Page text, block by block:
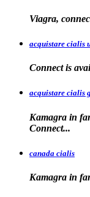
Viagra,
acquistare cialis
Connect is
acquistare cialis
Kamagra in
Connect...
canada cialis
Kamagra in